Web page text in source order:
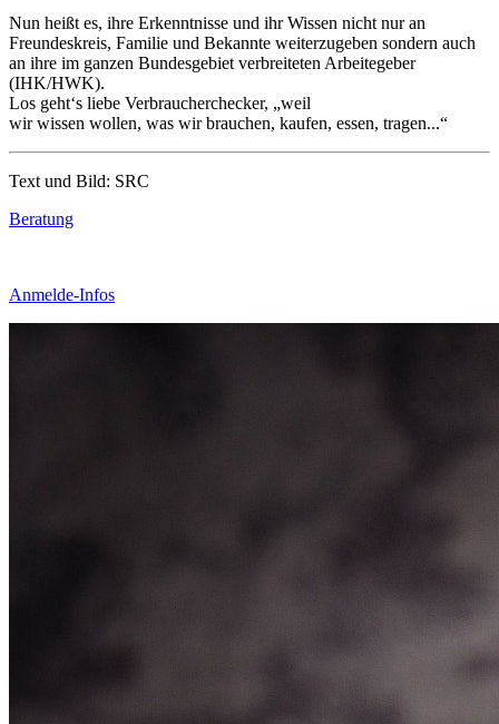
Nun heißt es, ihre Erkenntnisse und ihr Wissen nicht nur an
Freundeskreis, Familie und Bekannte weiterzugeben sondern auch
an ihre im ganzen Bundesgebiet verbreiteten Arbeitegeber
(IHK/HWK).
Los geht‘s liebe Verbraucherchecker, „weil
wir wissen wollen, was wir brauchen, kaufen, essen, tragen...“
Text und Bild: SRC
Beratung
Anmelde-Infos